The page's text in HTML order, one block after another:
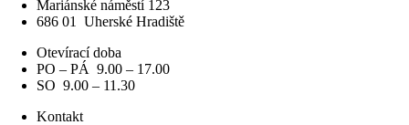
Mariánské náměstí 123
686 01
Uherské Hradiště
Otevírací doba
PO – PÁ 9.00 – 17.00
SO 9.00 – 11.30
Kontakt